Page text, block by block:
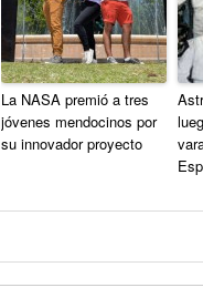
La NASA premió a tres
jóvenes mendocinos por
su innovador proyecto